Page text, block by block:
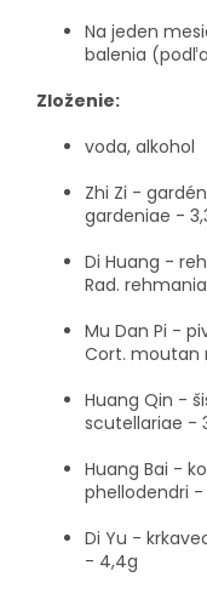
Na jeden
balenia
Zloženie:
voda, alkohol
Zhi Zi -
gardeniae -
Di Huang -
Rad.
Mu Dan Pi -
Cort. moutan
Huang Qin -
scutellariae -
Huang Bai -
phellodendri -
Di Yu -
- 4,4g